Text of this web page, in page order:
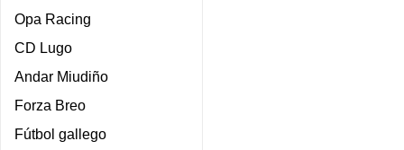
Opa Racing
CD Lugo
Andar Miudiño
Forza Breo
Fútbol gallego